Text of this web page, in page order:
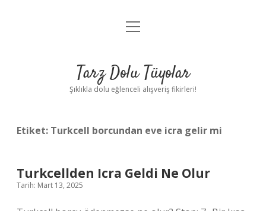
Anasayfa
Yasal Uyarı
menüyü
Tarz Dolu Tüyolar
Şıklıkla dolu eğlenceli alışveriş fikirleri!
Etiket: Turkcell borcundan eve icra gelir mi
Turkcellden Icra Geldi Ne Olur
Tarih: Mart 13, 2025